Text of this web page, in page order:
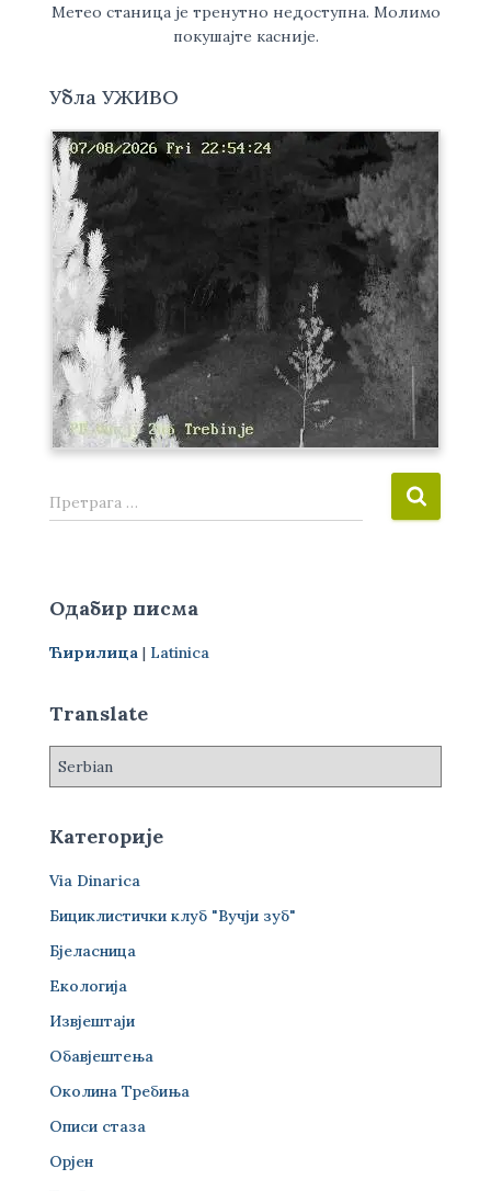
Метео станица је тренутно недоступна. Молимо
покушајте касније.
Убла УЖИВО
П
р
а
а
а
Претрага …
Одабир писма
Ћирилица | Latinica
Translate
Категорије
Via Dinarica
Бициклистички клуб "Вучји зуб"
Бјеласница
Екологија
Извјештаји
Обавјештења
Околина Требиња
Описи стаза
Орјен